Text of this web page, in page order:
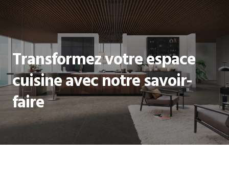
Transformez votre espace
cuisine avec notre savoir-
faire